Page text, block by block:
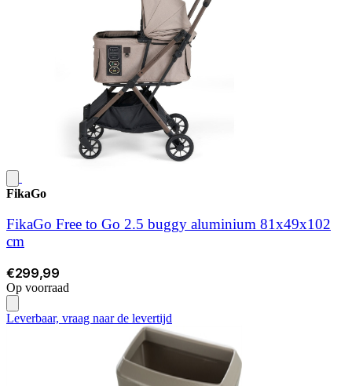
FikaGo
FikaGo Free to Go 2.5 buggy aluminium 81x49x102
cm
€299,99
Op voorraad
Leverbaar, vraag naar de levertijd